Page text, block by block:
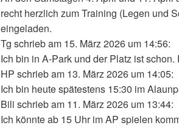
recht herzlich zum Training (Legen und
eingeladen.
Tg schrieb am 15. März 2026 um 14:56:
Ich bin in A-Park und der Platz ist schon.
HP schrieb am 13. März 2026 um 14:05:
Ich bin heute spätestens 15:30 im
Bili schrieb am 11. März 2026 um 13:44:
Ich könnte ab 15 Uhr im AP spielen